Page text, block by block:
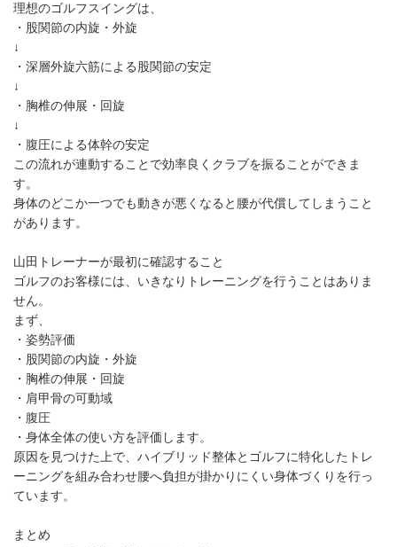
理想のゴルフスイングは、
・股関節の内旋・外旋
↓
・深層外旋六筋による股関節の安定
↓
・胸椎の伸展・回旋
↓
・腹圧による体幹の安定
この流れが連動することで効率良くクラブを振ることができま
す。
身体のどこか一つでも動きが悪くなると腰が代償してしまうこと
があります。
山田トレーナーが最初に確認すること
ゴルフのお客様には、いきなりトレーニングを行うことはありま
せん。
まず、
・姿勢評価
・股関節の内旋・外旋
・胸椎の伸展・回旋
・肩甲骨の可動域
・腹圧
・身体全体の使い方を評価します。
原因を見つけた上で、ハイブリッド整体とゴルフに特化したトレ
ーニングを組み合わせ腰へ負担が掛かりにくい身体づくりを行っ
ています。
まとめ